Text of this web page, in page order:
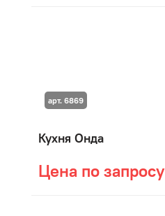
Кухня Онда
Цена по запросу
арт. 6869